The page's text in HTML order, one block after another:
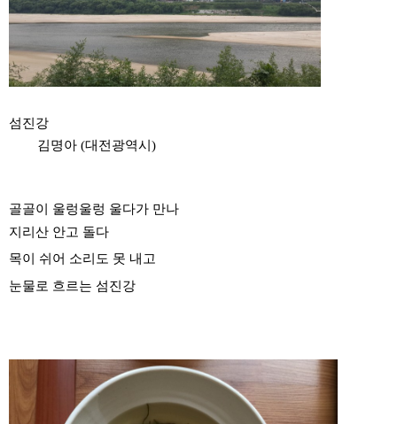
섬진강
김명아 (대전광역시)
골골이 울렁울렁 울다가 만나
지리산 안고 돌다
목이 쉬어 소리도 못 내고
눈물로 흐르는 섬진강